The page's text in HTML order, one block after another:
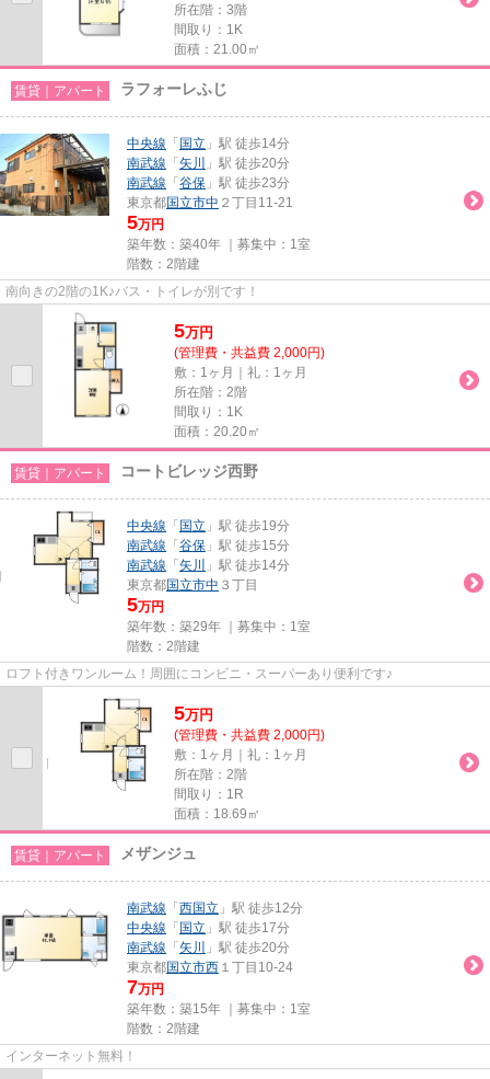
所在階：3階
間取り：1K
面積：21.00㎡
賃貸｜アパート ラフォーレふじ
中央線 「 国立 」駅 徒歩14分
南武線 「 矢川
」駅 徒歩20分
南武線 「 谷保 」駅 徒歩23分
東京都国立市中 ２丁目11-21
5万円
築年数：築40年 ｜募集中： 1室
階数：2階建
南向きの2階の1K♪バス・トイレが別です！
5万円
(管理費・共益費 2,000円)
敷：1ヶ月｜礼：1ヶ月
所在階：2階
間取り：1K
面積：20.20㎡
賃貸｜アパート コートビレッジ西野
中央線 「 国立 」駅 徒歩19分
南武線 「 谷保 」駅 徒歩15分
南武線 「 矢川
」駅 徒歩14分
東京都国立市中 ３丁目
5万円
築年数：築29年 ｜募集中： 1室
階数：2階建
ロフト付きワンルーム！周囲にコンビニ・スーパーあり便利です♪
5万円
(管理費・共益費 2,000円)
敷：1ヶ月｜礼：1ヶ月
所在階：2階
間取り：1R
面積：18.69㎡
賃貸｜アパート メザンジュ
南武線 「 西国立 」駅 徒歩12分
中央線 「 国立 」駅 徒歩17分
南武線 「 矢川
」駅 徒歩20分
東京都国立市西 １丁目10-24
7万円
築年数：築15年 ｜募集中： 1室
階数：2階建
インターネット無料！